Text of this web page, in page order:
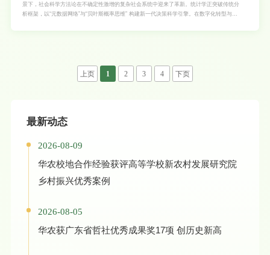
景下，社会科学方法论在不确定性激增的复杂社会系统中迎来了革新。统计学正突破传统分
析框架，以“元数据网络”与“贝叶斯概率思维” 构建新一代决策科学引擎。在数字化转型与智
如何利用人工智能，通过统计学的方法来分析经济和社会政策制定中的复杂问题，帮助同学
们更好地理解和应对经济与社会领域的挑战。对于学生而言，这是一个了解先进统计方法和
上页 1 2 3 4 下页
最新动态
2026-08-09
华农校地合作经验获评高等学校新农村发展研究院
乡村振兴优秀案例
2026-08-05
华农获广东省哲社优秀成果奖17项 创历史新高